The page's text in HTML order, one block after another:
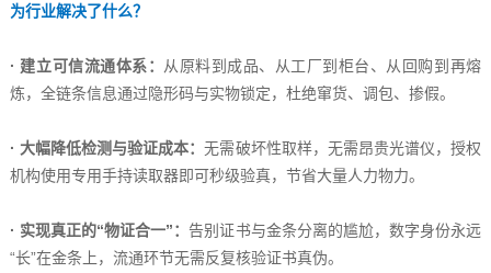
为行业解决了什么？
· 建立可信流通体系：
从原料到成品、从工厂到柜台、从回购到再熔
炼，全链条信息通过隐形码与实物锁定，杜绝窜货、调包、掺假。
· 大幅降低检测与验证成本：无需破坏性取样，无需昂贵光谱仪，授权
机构使用专用手持读取器即可秒级验真，节省大量人力物力。
· 实现真正的“物证合一”：告别证书与金条分离的尴尬，数字身份永远
“长”在金条上，流通环节无需反复核验证书真伪。